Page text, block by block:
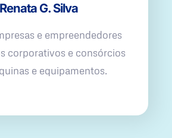
Renata G. Silva
e empreendedores
corporativos e consórcios
e equipamentos.